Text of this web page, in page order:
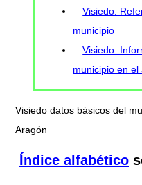
Visiedo:
municipio
Visiedo:
municipio en el
Visiedo datos básicos del
Aragón
Índice alfabético